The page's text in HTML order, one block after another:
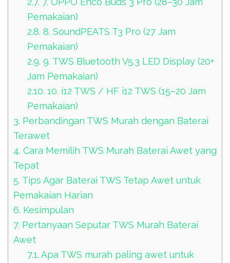
Pemakaian)
2.8. 8. SoundPEATS T3 Pro (27 Jam
Pemakaian)
2.9. 9. TWS Bluetooth V5.3 LED Display (20+
Jam Pemakaian)
2.10. 10. i12 TWS / HF i12 TWS (15–20 Jam
Pemakaian)
3. Perbandingan TWS Murah dengan Baterai
Terawet
4. Cara Memilih TWS Murah Baterai Awet yang
Tepat
5. Tips Agar Baterai TWS Tetap Awet untuk
Pemakaian Harian
6. Kesimpulan
7. Pertanyaan Seputar TWS Murah Baterai
Awet
7.1. Apa TWS murah paling awet untuk